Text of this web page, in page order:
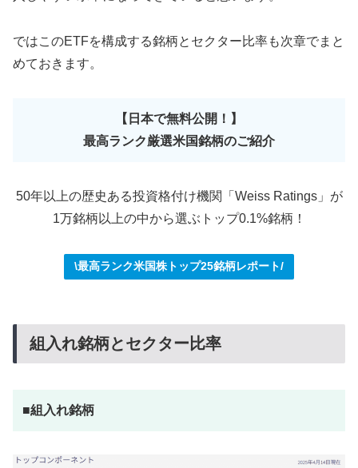
ではこのETFを構成する銘柄とセクター比率も次章でまと
めておきます。
【日本で無料公開！】
最高ランク厳選米国銘柄のご紹介
50年以上の歴史ある投資格付け機関「Weiss Ratings」が
1万銘柄以上の中から選ぶトップ0.1%銘柄！
\最高ランク米国株トップ25銘柄レポート/
組入れ銘柄とセクター比率
■組入れ銘柄